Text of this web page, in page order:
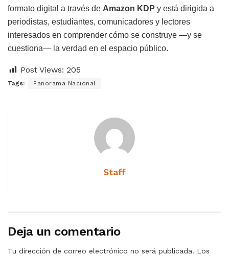
formato digital a través de Amazon KDP y está dirigida a
periodistas, estudiantes, comunicadores y lectores
interesados en comprender cómo se construye —y se
cuestiona— la verdad en el espacio público.
Post Views: 205
Tags: Panorama Nacional
Staff
Deja un comentario
Tu dirección de correo electrónico no será publicada. Los